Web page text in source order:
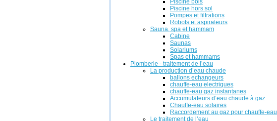
Piscine bois
Piscine hors sol
Pompes et filtrations
Robots et aspirateurs
Sauna, spa et hammam
Cabine
Saunas
Solariums
Spas et hammams
Plomberie - traitement de l’eau
La production d’eau chaude
ballons echangeurs
chauffe-eau electriques
chauffe-eau gaz instantanes
Accumulateurs d’eau chaude à gaz
Chauffe-eau solaires
Raccordement au gaz pour chauffe-eau
Le traitement de l’eau